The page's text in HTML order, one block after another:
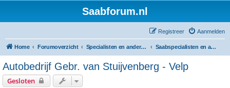
Saabforum.nl
Aanmelden
Registreer
Home Forumoverzicht Specialisten en andere Saabgaragisten Saabspecialisten en andere bedrijven die Saabs verkopen
Autobedrijf Gebr. van Stuijvenberg - Velp
Gesloten